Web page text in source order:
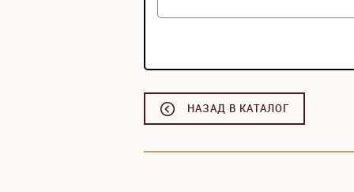
НАЗАД В КАТАЛОГ